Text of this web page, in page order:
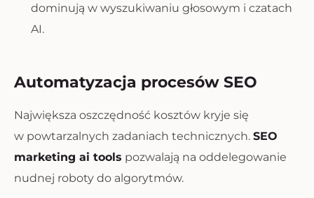
dominują w wyszukiwaniu głosowym i czatach
AI.
Automatyzacja procesów SEO
Największa oszczędność kosztów kryje się
w powtarzalnych zadaniach technicznych. SEO
marketing ai tools pozwalają na oddelegowanie
nudnej roboty do algorytmów.